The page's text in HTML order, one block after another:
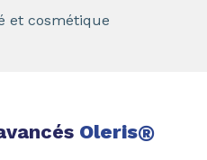
et cosmétique
Oleris®